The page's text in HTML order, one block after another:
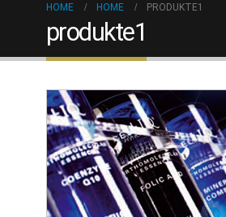
HOME HOME PRODUKTE1
produkte1